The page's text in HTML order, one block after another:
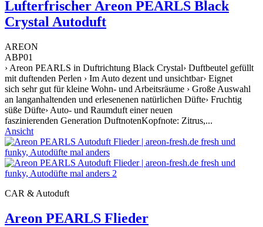
Lufterfrischer Areon PEARLS Black
Crystal Autoduft
AREON
ABP01
› Areon PEARLS in Duftrichtung Black Crystal› Duftbeutel gefüllt
mit duftenden Perlen › Im Auto dezent und unsichtbar› Eignet
sich sehr gut für kleine Wohn- und Arbeitsräume › Große Auswahl
an langanhaltenden und erlesenenen natürlichen Düfte› Fruchtig
süße Düfte› Auto- und Raumduft einer neuen
faszinierenden Generation DuftnotenKopfnote: Zitrus,...
Ansicht
CAR & Autoduft
Areon PEARLS Flieder